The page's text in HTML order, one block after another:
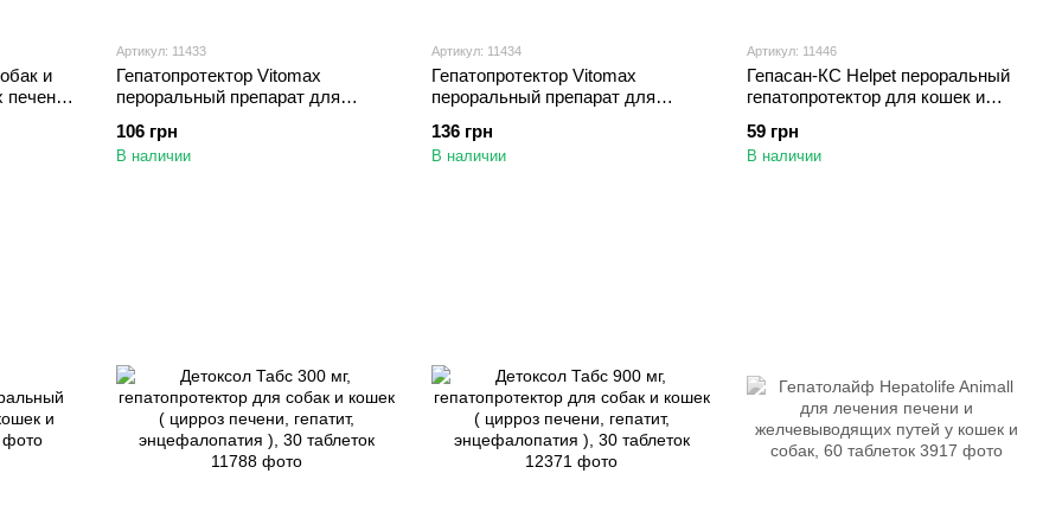
и
печени,
Артикул: 11433
Гепатопротектор Vitomax
пероральный препарат для
106 грн
В наличии
Артикул: 11434
Гепатопротектор Vitomax
пероральный препарат для
136 грн
В наличии
Артикул: 11446
Гепасан-КС Helpet пероральный
гепатопротектор для кошек и
59 грн
В наличии